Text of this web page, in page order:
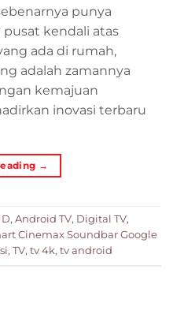
punya
kendali atas
ada di rumah,
adalah zamannya
kemajuan
inovasi terbaru
→
, Android TV, Digital TV,
Cinemax Soundbar Google
, TV, tv 4k, tv android